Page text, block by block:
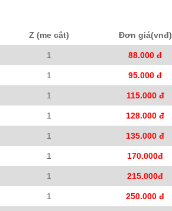
Z (me cắt) Đơn giá(vnđ)
1 88.000 đ
1 95.000 đ
1 115.000 đ
1 128.000 đ
1 135.000 đ
1 170.000đ
1 215.000đ
1 250.000 đ